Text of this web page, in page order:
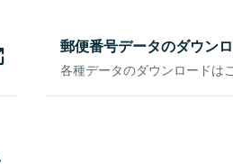
郵便番号データのダウン
各種データのダウンロードは